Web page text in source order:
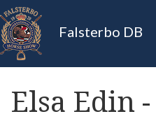
Falsterbo DB
Elsa Edin